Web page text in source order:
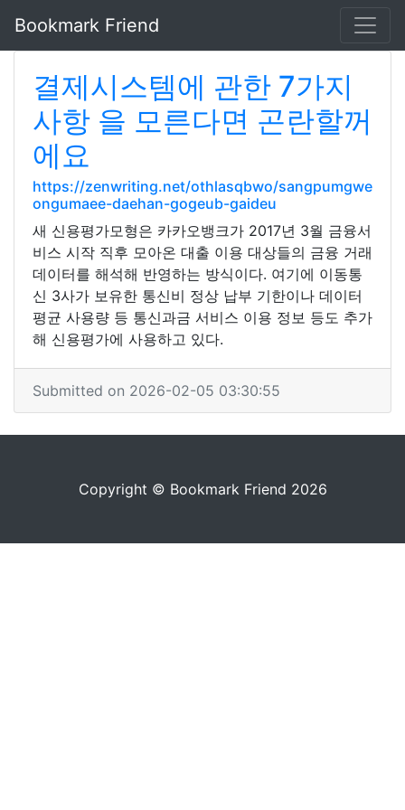
Bookmark Friend
결제시스템에 관한 7가지
사항 을 모른다면 곤란할꺼
에요
https://zenwriting.net/othlasqbwo/sangpumgwe
ongumaee-daehan-gogeub-gaideu
새 신용평가모형은 카카오뱅크가 2017년 3월 금융서
비스 시작 직후 모아온 대출 이용 대상들의 금융 거래
데이터를 해석해 반영하는 방식이다. 여기에 이동통
신 3사가 보유한 통신비 정상 납부 기한이나 데이터
평균 사용량 등 통신과금 서비스 이용 정보 등도 추가
해 신용평가에 사용하고 있다.
Submitted on 2026-02-05 03:30:55
Copyright © Bookmark Friend 2026